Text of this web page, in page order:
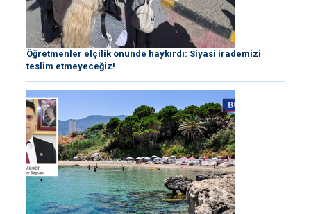
Öğretmenler elçilik önünde haykırdı: Siyasi irademizi
teslim etmeyeceğiz!